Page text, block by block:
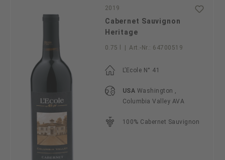
2019
Cabernet Sauvignon
Heritage
0.75 l Art.-Nr.: 64700519
L’Ecole N° 41
USA Washington ,
Columbia Valley AVA
100% Cabernet Sauvignon